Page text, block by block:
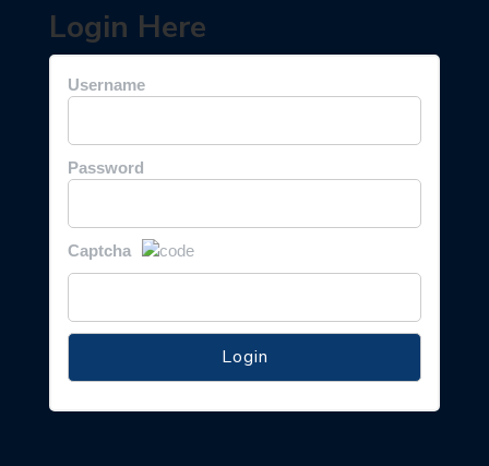
Login Here
Username
Password
Captcha